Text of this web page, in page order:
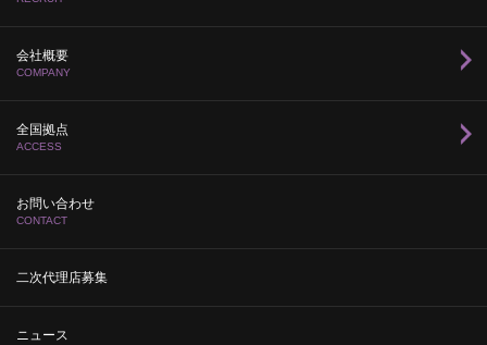
会社概要
COMPANY
全国拠点
ACCESS
お問い合わせ
CONTACT
二次代理店募集
ニュース